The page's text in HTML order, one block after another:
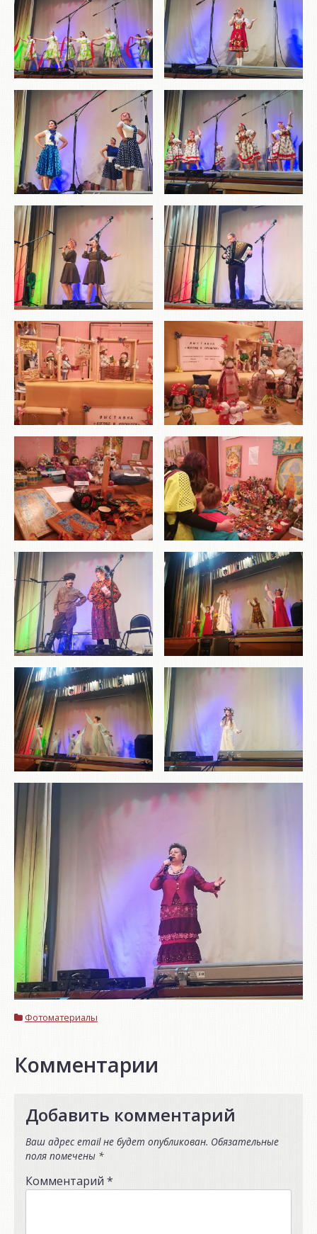
Фотоматериалы
Комментарии
Добавить комментарий
Ваш адрес email не будет опубликован. Обязательные
поля помечены *
Комментарий *